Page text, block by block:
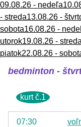
09.08.26 - nedeľa
- streda13.08.26 -
sobota16.08.26 -
utorok19.08.26 - streda
piatok22.08.26 -
bedminton -
kurt č.1
07:30